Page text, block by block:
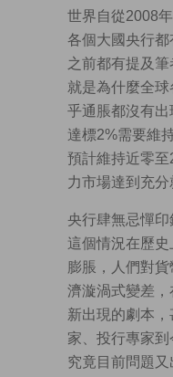
世界自從2008
各個大國央行
之前都有提及筆
就是為什麼全
乎通脹都沒有
達標2%需要維
預計維持近零
力市場達到充分
央行肆無忌憚印
這個情況在歷
膨脹，人們對
濟漩渦式變差
新出現的劇本
家、投行專家到
究竟目前問題